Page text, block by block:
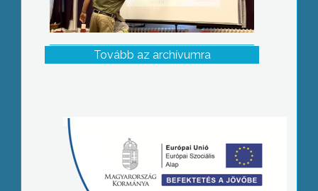
Tovább az archívumra